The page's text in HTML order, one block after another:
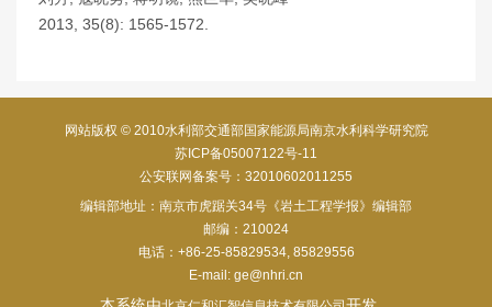
2013, 35(8): 1565-1572.
网站版权 © 2010水利部交通部国家能源局南京水利科学研究院
苏ICP备05007122号-11
公安联网备案号：32010602011255
编辑部地址：南京市虎踞关34号《岩土工程学报》编辑部
邮编：210024
电话：+86-25-85829534, 85829556
E-mail: ge@nhri.cn